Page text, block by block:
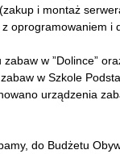
i montaż
oprogramowaniem i
w ”Dolince”
w Szkole
urządzenia
do Budżetu